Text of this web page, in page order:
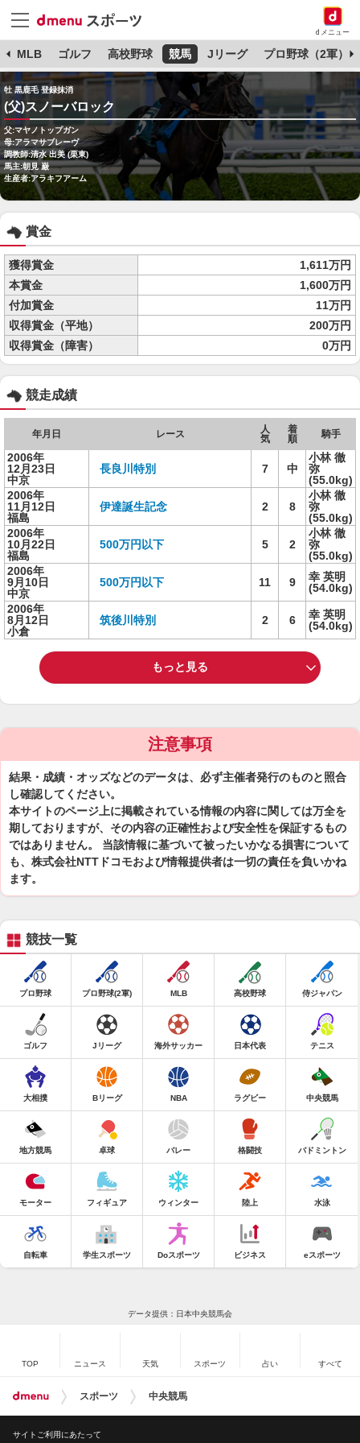
dメニュー
MLB ゴルフ 高校野球 競馬 Jリーグ プロ野球（2軍）
牡 黒鹿毛 登録抹消
(父)スノーバロック
父:マヤノトップガン
母:アラマサブレーヴ
調教師:清水 出美 (栗東)
馬主:朝見 巌
生産者:アラキフアーム
賞金
獲得賞金
1,611万円
本賞金
1,600万円
付加賞金
11万円
収得賞金（平地）
200万円
収得賞金（障害）
0万円
競走成績
年月日 レース
人
気
着
順
騎手
2006年
12月23日
中京
長良川特別 7 中
小林 徹
弥
(55.0kg)
2006年
11月12日
福島
伊達誕生記念 2 8
小林 徹
弥
(55.0kg)
2006年
10月22日
福島
500万円以下 5 2
小林 徹
弥
(55.0kg)
2006年
9月10日
中京
500万円以下 11 9
幸 英明
(54.0kg)
2006年
8月12日
小倉
筑後川特別 2 6
幸 英明
(54.0kg)
もっと見る
注意事項
結果・成績・オッズなどのデータは、必ず主催者発行のものと照合
し確認してください。
本サイトのページ上に掲載されている情報の内容に関しては万全を
期しておりますが、その内容の正確性および安全性を保証するもの
ではありません。 当該情報に基づいて被ったいかなる損害について
も、株式会社NTTドコモおよび情報提供者は一切の責任を負いかね
ます。
競技一覧
プロ野球 プロ野球(2軍) MLB 高校野球 侍ジャパン
ゴルフ Jリーグ 海外サッカー 日本代表 テニス
大相撲 Bリーグ NBA ラグビー 中央競馬
地方競馬 卓球 バレー 格闘技 バドミントン
モーター フィギュア ウィンター 陸上 水泳
自転車 学生スポーツ Doスポーツ ビジネス eスポーツ
データ提供：日本中央競馬会
TOP ニュース 天気 スポーツ 占い すべて
スポーツ 中央競馬
サイトご利用にあたって